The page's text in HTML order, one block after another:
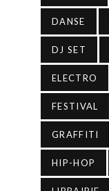
DANSE
DJ SET
ELECTRO
FESTIVAL
GRAFFITI
HIP-HOP